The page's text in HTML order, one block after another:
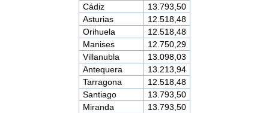
Cádiz
13.793,50
Asturias
12.518,48
Orihuela
12.518,48
Manises
12.750,29
Villanubla
13.098,03
Antequera
13.213,94
Tarragona
12.518,48
Santiago
13.793,50
Miranda
13.793,50